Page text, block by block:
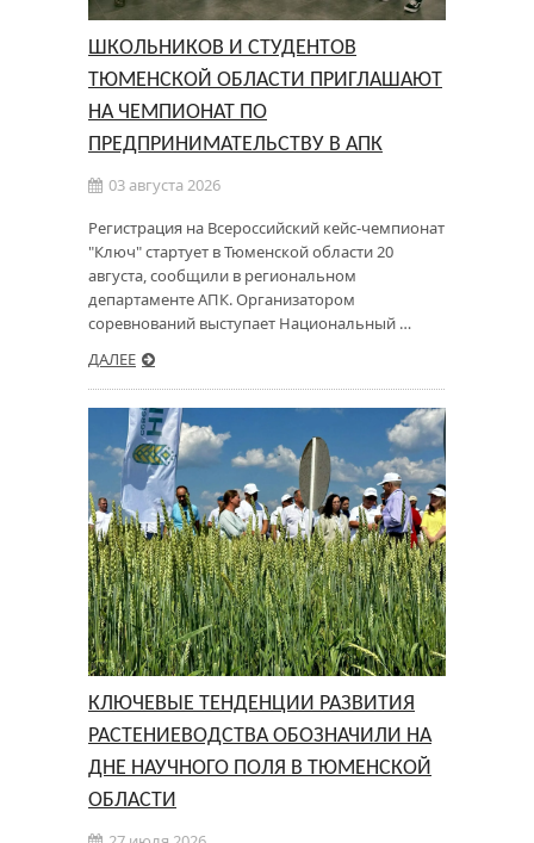
ШКОЛЬНИКОВ И СТУДЕНТОВ
ТЮМЕНСКОЙ ОБЛАСТИ ПРИГЛАШАЮТ
НА ЧЕМПИОНАТ ПО
ПРЕДПРИНИМАТЕЛЬСТВУ В АПК
03 августа 2026
Регистрация на Всероссийский кейс-чемпионат
"Ключ" стартует в Тюменской области 20
августа, сообщили в региональном
департаменте АПК. Организатором
соревнований выступает Национальный …
ДАЛЕЕ
КЛЮЧЕВЫЕ ТЕНДЕНЦИИ РАЗВИТИЯ
РАСТЕНИЕВОДСТВА ОБОЗНАЧИЛИ НА
ДНЕ НАУЧНОГО ПОЛЯ В ТЮМЕНСКОЙ
ОБЛАСТИ